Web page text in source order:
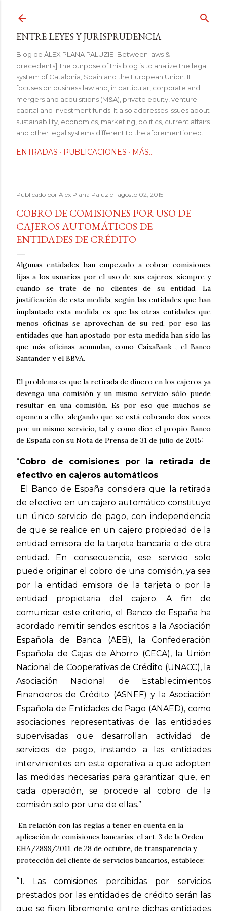
ENTRE LEYES Y JURISPRUDENCIA
Blog de ÀLEX PLANA PALUZIE [Between laws &
precedents] The purpose of this blog is to analize the legal
system of Catalonia, Spain and the European Union. It
focuses on business law and, in particular, corporate and
mergers and acquisitions (M&A), private equity, venture
capital and investment funds. It also addresses issues about
sustainability, economics, marketing, politics, current affairs
and other legal systems different to the aforementioned.
ENTRADAS PUBLICACIONES MÁS…
Publicado por Àlex Plana Paluzie agosto 02, 2015
COBRO DE COMISIONES POR USO DE
CAJEROS AUTOMÁTICOS DE
ENTIDADES DE CRÉDITO
Algunas entidades han empezado a cobrar comisiones
fijas a los usuarios por el uso de sus cajeros, siempre y
cuando se trate de no clientes de su entidad. La
justificación de esta medida, según las entidades que han
implantado esta medida, es que las otras entidades que
menos oficinas se aprovechan de su red, por eso las
entidades que han apostado por esta medida han sido las
que más oficinas acumulan, como CaixaBank , el Banco
Santander y el BBVA.
El problema es que la retirada de dinero en los cajeros ya
devenga una comisión y un mismo servicio sólo puede
resultar en una comisión. Es por eso que muchos se
oponen a ello, alegando que se está cobrando dos veces
por un mismo servicio, tal y como dice el propio Banco
de España con su Nota de Prensa de 31 de julio de 2015:
“Cobro de comisiones por la retirada de
efectivo en cajeros automáticos
El Banco de España considera que la retirada
de efectivo en un cajero automático constituye
un único servicio de pago, con independencia
de que se realice en un cajero propiedad de la
entidad emisora de la tarjeta bancaria o de otra
entidad. En consecuencia, ese servicio solo
puede originar el cobro de una comisión, ya sea
por la entidad emisora de la tarjeta o por la
entidad propietaria del cajero.
A fin de
comunicar este criterio, el Banco de España ha
acordado remitir sendos escritos a la Asociación
Española de Banca (AEB), la Confederación
Española de Cajas de Ahorro (CECA), la Unión
Nacional de Cooperativas de Crédito (UNACC), la
Asociación Nacional de Establecimientos
Financieros de Crédito (ASNEF) y la Asociación
Española de Entidades de Pago (ANAED), como
asociaciones representativas de las entidades
supervisadas que desarrollan actividad de
servicios de pago, instando a las entidades
intervinientes en esta operativa a que adopten
las medidas necesarias para garantizar que, en
cada operación, se procede al cobro de la
comisión solo por una de ellas.”
En relación con las reglas a tener en cuenta en la
aplicación de comisiones bancarias, el art. 3 de la Orden
EHA/2899/2011, de 28 de octubre, de transparencia y
protección del cliente de servicios bancarios, establece:
“1. Las comisiones percibidas por servicios
prestados por las entidades de crédito serán las
que se fijen libremente entre dichas entidades